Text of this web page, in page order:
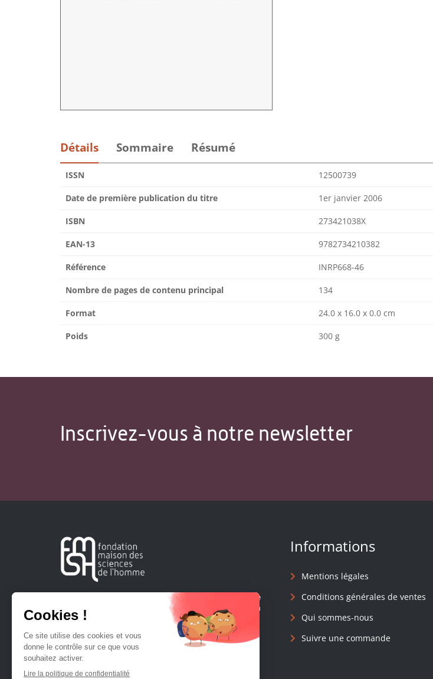
Détails Sommaire Résumé
ISSN 12500739
Date de première publication du titre 1er janvier 2006
ISBN 273421038X
EAN-13 9782734210382
Référence INRP668-46
Nombre de pages de contenu principal 134
Format 24.0 x 16.0 x 0.0 cm
Poids 300 g
Inscrivez-vous à notre newsletter
Créée en 1963, la Fondation Maison Sciences de l'Homme
soutient la recherche et la diffusion des connaissances en
sciences humaines et sociales.
Informations
Mentions légales
Conditions générales de ventes
Qui sommes-nous
Suivre une commande